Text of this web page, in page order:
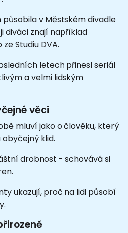
v Městském divadle
diváci znají například
Studiu DVA.
letech přinesl seriál
a velmi lidským
věci
mluví jako o člověku, který
klid.
drobnost - schovává si
ukazují, proč na lidi působí